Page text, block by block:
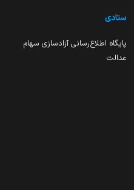
ستادی
پایگاه اطلاع‌رسانی آزادسازی سهام
عدالت